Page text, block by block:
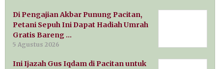
Di Pengajian Akbar Punung Pacitan,
Petani Sepuh Ini Dapat Hadiah Umrah
Gratis Bareng …
5 Agustus 2026
Ini Ijazah Gus Iqdam di Pacitan untuk